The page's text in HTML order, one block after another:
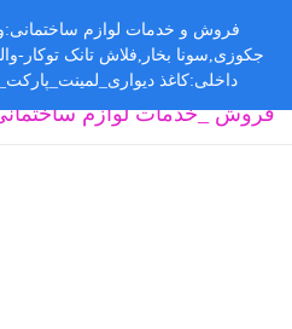
فروش _خدمات لوازم
فروش و خدمات لوازم
جکوزی,سونا بخار,فلاش تانک توکار-
داخلی:کاغذ